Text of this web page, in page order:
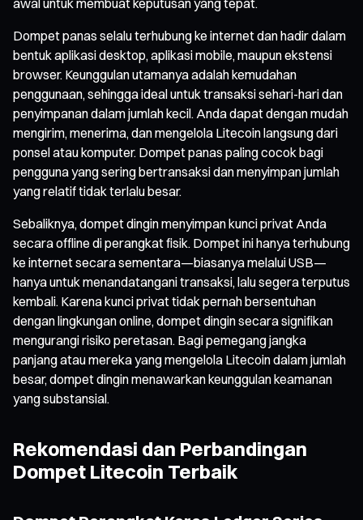
Dompet panas selalu terhubung ke internet dan hadir dalam
bentuk aplikasi desktop, aplikasi mobile, maupun ekstensi
browser. Keunggulan utamanya adalah kemudahan
penggunaan, sehingga ideal untuk transaksi sehari-hari dan
penyimpanan dalam jumlah kecil. Anda dapat dengan mudah
mengirim, menerima, dan mengelola Litecoin langsung dari
ponsel atau komputer. Dompet panas paling cocok bagi
pengguna yang sering bertransaksi dan menyimpan jumlah
yang relatif tidak terlalu besar.
Sebaliknya, dompet dingin menyimpan kunci privat Anda
secara offline di perangkat fisik. Dompet ini hanya terhubung
ke internet secara sementara—biasanya melalui USB—
hanya untuk menandatangani transaksi, lalu segera terputus
kembali. Karena kunci privat tidak pernah bersentuhan
dengan lingkungan online, dompet dingin secara signifikan
mengurangi risiko peretasan. Bagi pemegang jangka
panjang atau mereka yang mengelola Litecoin dalam jumlah
besar, dompet dingin menawarkan keunggulan keamanan
yang substansial.
Rekomendasi dan Perbandingan
Dompet Litecoin Terbaik